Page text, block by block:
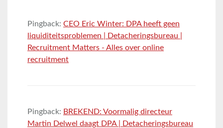
Pingback: CEO Eric Winter: DPA heeft geen
liquiditeitsproblemen | Detacheringsbureau |
Recruitment Matters - Alles over online
recruitment
Pingback: BREKEND: Voormalig directeur
Martin Delwel daagt DPA | Detacheringsbureau